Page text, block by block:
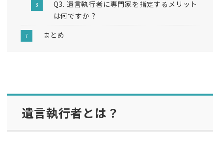
Q3. 遺言執行者に専門家を指定するメリット
は何ですか？
まとめ
遺言執行者とは？